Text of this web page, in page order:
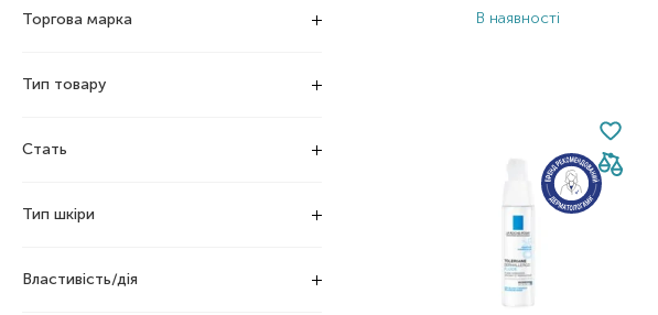
Торгова марка
Тип товару
Стать
Тип шкіри
Властивість/дія
В наявності